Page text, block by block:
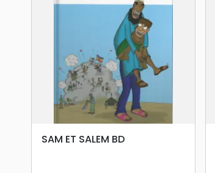
searchAPERÇU RAPIDE
SAM ET SALEM BD